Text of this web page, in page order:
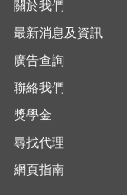
關於我們
最新消息及資訊
廣告查詢
聯絡我們
獎學金
尋找代理
網頁指南